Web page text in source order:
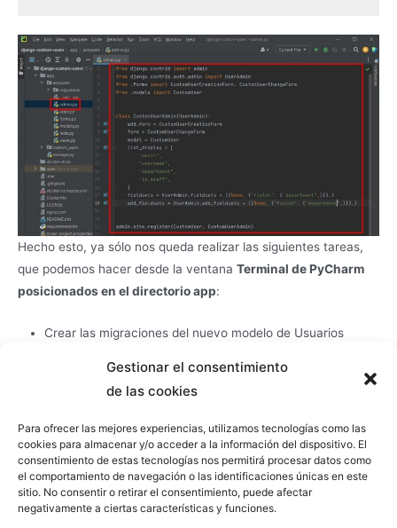
Gestionar el consentimiento
de las cookies
Para ofrecer las mejores experiencias, utilizamos tecnologías como las
cookies para almacenar y/o acceder a la información del dispositivo. El
consentimiento de estas tecnologías nos permitirá procesar datos como
el comportamiento de navegación o las identificaciones únicas en este
sitio. No consentir o retirar el consentimiento, puede afectar
negativamente a ciertas características y funciones.
Hecho esto, ya sólo nos queda realizar las siguientes tareas,
que podemos hacer desde la ventana Terminal de PyCharm
posicionados en el directorio app:
Crear las migraciones del nuevo modelo de Usuarios
Crear un superusuario
python manage.py makemigrations accounts
python manage.py migrate
python manage.py createsuperuser